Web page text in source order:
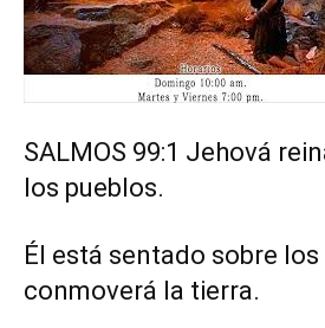
SALMOS 99:1 Jehová
los pueblos.
Él está sentado sobre los
conmoverá la tierra.